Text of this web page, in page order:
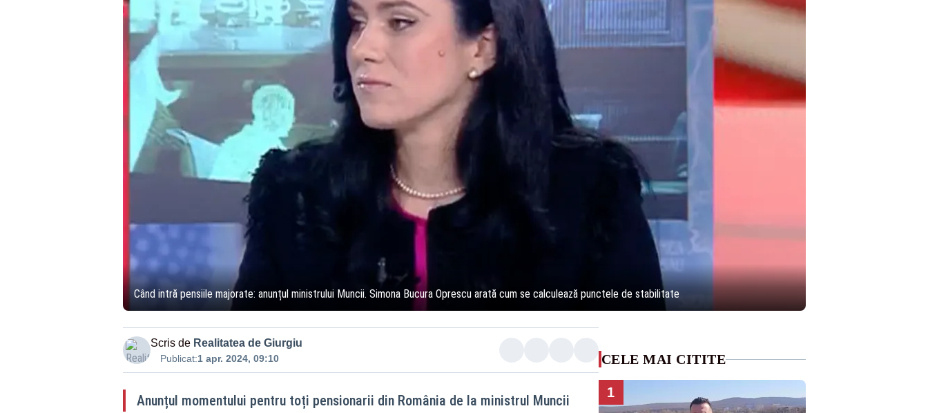
Când intră pensiile majorate: anunțul ministrului Muncii. Simona Bucura Oprescu arată cum se calculează punctele de stabilitate
Scris de Realitatea de Giurgiu
Publicat:1 apr. 2024, 09:10
Anunțul momentului pentru toți pensionarii din România de la ministrul Muncii
CELE MAI CITITE
1